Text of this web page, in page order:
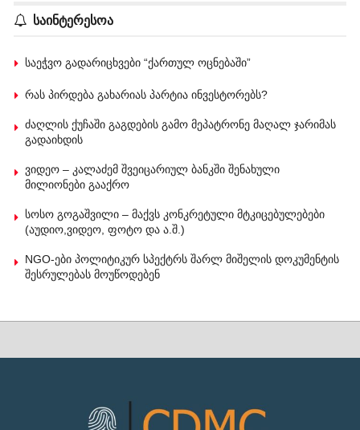
საინტერესოა
საეჭვო გადარიცხვები “ქართულ ოცნებაში”
რას პირდება გახარიას პარტია ინვესტორებს?
ძაღლის ქუჩაში გაგდების გამო მეპატრონე მაღალ ჯარიმას
გადაიხდის
ვიდეო – კალაძემ შვეიცარიულ ბანკში შენახული
მილიონები გააქრო
სოსო გოგაშვილი – მაქვს კონკრეტული მტკიცებულებები
(აუდიო,ვიდეო, ფოტო და ა.შ.)
NGO-ები პოლიტიკურ სპექტრს შარლ მიშელის დოკუმენტის
შესრულებას მოუწოდებენ